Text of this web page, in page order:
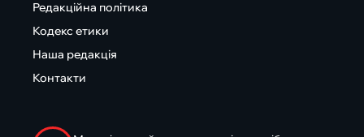
Редакційна політика
Кодекс етики
Наша редакція
Контакти